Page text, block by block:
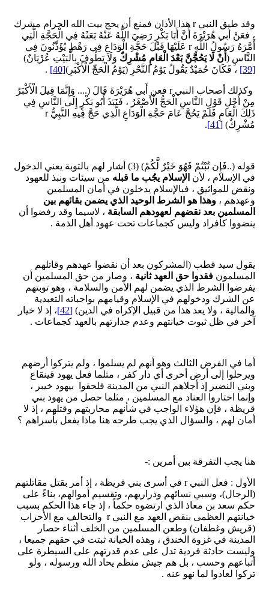
وقد طبق النبي r هذا الأذان فمنع أن يحج بيت الله الحرام مشرك
، فعَنْ أَبي هُرَيْرَةَ أَنَّ أَبَا بَكْرٍ رَضِيَ اللَّهُ عَنْهُ بَعَثَهُ فِي الْحَجَّةِ الَّتِي
أَمَّرَهُ رَسُولُ اللَّهِ r عَلَيْهَا قَبْلَ حَجَّةِ الْوَدَاعِ فِي رَهْطٍ يُؤَذِّنُونَ فِي
النَّاسِ ( أَنْ لَا يَحُجَّنَّ بَعْدَ الْعَامِ مُشْرِكٌ وَلَا يَطُوفَ بِالْبَيْتِ عُرْيَانٌ)
[39]
، فَكَانَ حُمَيْدٌ يَقُولُ يَوْمُ النَّحْرِ (يَوْمُ الْحَجِّ الْأَكْبَرِ)[40]
.
وكذلك أصحاب النبي r فعن أَبي هُرَيْرَةَ قَالَ (.... وَإِنَّمَا قِيلَ الْأَكْبَرُ
مِنْ أَجْلِ قَوْلِ النَّاسِ الْحَجُّ الْأَصْغَرُ ، فَنَبَذَ أَبُو بَكْرٍ إِلَى النَّاسِ فِي
ذَلِكَ الْعَامِ فَلَمْ يَحُجَّ عَامَ حَجَّةِ الْوَدَاعِ الَّذِي حَجَّ فِيهِ النَّبِيُّ r
مُشْرِكٌ) [41]
.
قوله (..فَإِن تُبْتُمْ فَهُوَ خَيْرٌ لَّكُمْ) (3) أشار لهم بالتوبة يعني الدخول
في الإسلام ، لأن الإسلام يجُب ما قبله من سيئات ونبذ للعهود
ونقض للمواثيق ، فبالإسلام يدخلون في أمان المسلمين
وعهدهم ، وهذا هو الشرط الوحيد الذي يضمن بقائهم بين
المسلمين بعد نقضهم لعهودهم السابقة ، لاسيما وقد رفضوا أن
ينضووا كأفراد وليس كجماعات تحت عهود أهل الذمة .
يقول سيد قطب (المشركون بعد أن نقضوا عهدهم وقاتلهم
المسلمون فقدوا حق العهد ثانية ، وصار من حق المسلمين أن
يفرضوا الشرط الذي يضمن لهم الأمن والسلامة ، وهو توبتهم
عن الشرك ودخولهم في الإسلام وقيامهم بواجباته التعبدية
والمالية ، ولا يعد هذا من قبيل الإكراه في الدين) [42]
، إذ لا خيار
آخر في ظل ثبوت خيانتهم وعدم جدارتهم بالعهد كجماعات .
أما في الفرض الثالث وهو أنهم لم يسلموا ، ولم يتركوا أرضهم
ويرحلوا إلى أرض أخرى أي دار كفر ، مثلما فعل يهود قينقاع
وبني النضير إذ أجلاهم النبي من المدينة فلحقوا بيهود خيبر ،
وإنما اختاروا العناد مع المسلمين ، مثلما حصل من يهود بني
قريظة ، فإن هؤلاء الواجب في شأنهم محاربتهم وقتلهم ، إذ لا
أمان لهم ، والسؤال الذي يجب طرحه هنا ماذا يفعل بأسراهم ؟
هنا يجب التفرقة بين أمرين :-
الأول : فعل النبي r في أسرى بني قريظة ، إذ أمر بقتل مقاتلتهم
(الرجال)، وسبي نسائهم وذراريهم، وتقسيم أموالهم، بناءً على
حكم سعد بن معاذ الذي ارتضوه حكماً ، إذ جاء هذا الحكم بسبب
خيانتهم العظمى بنقض العهد مع النبي r والتحالف مع الأحزاب
(قريش وغطفان) وطعن المسلمين من الخلف أثناء حصار
المدينة في غزوة الخندق ، وهذه الخيانة ثبتت في حقهم جميعا ،
وليست حادثة فردية تدل على عدم قدرتهم على السيطرة على
أتباعهم وحسب ، بل هم جيش منظم يحاد الله ورسوله ، ولو
تركوا لعادوا لما نهو عنه .